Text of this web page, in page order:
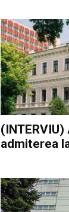
admiterea